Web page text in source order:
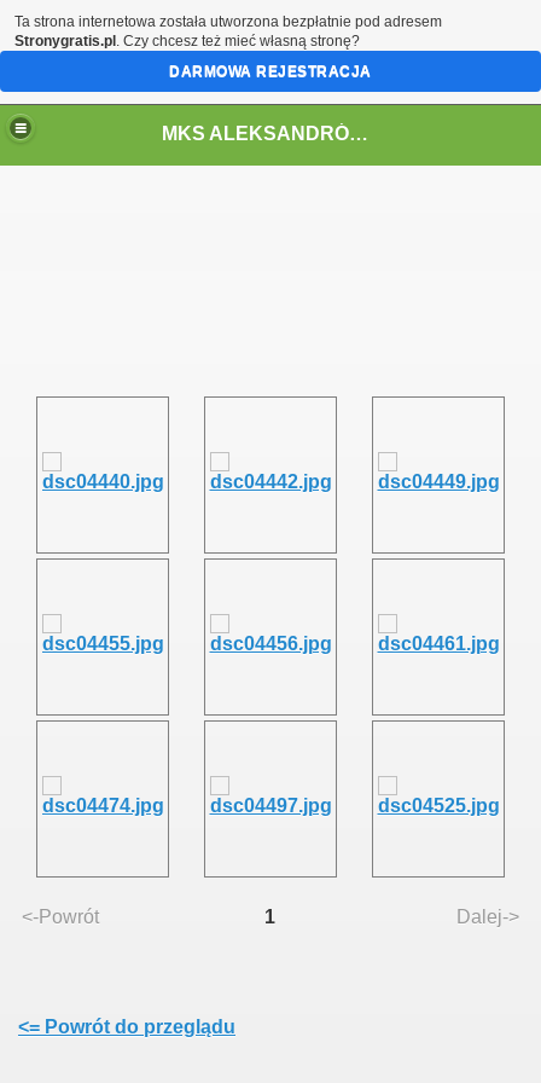
MKS ALEKSANDRÓW ŁÓDZKI
<-Powrót 1 Dalej->
<= Powrót do przeglądu
Ta strona internetowa została utworzona bezpłatnie pod adresem
Stronygratis.pl . Czy chcesz też mieć własną stronę?
DARMOWA REJESTRACJA